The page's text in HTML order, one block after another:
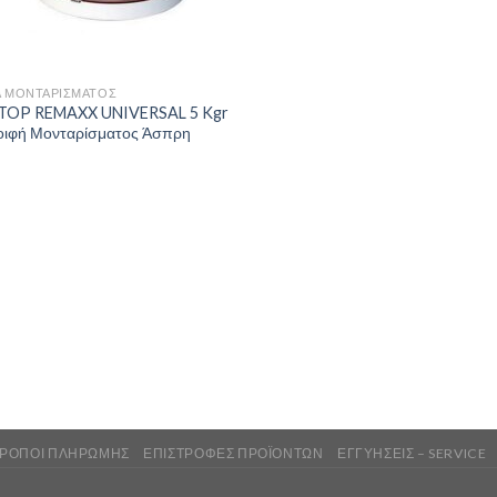
ΜΟΝΤΑΡΊΣΜΑΤΟΣ
REMAXX UNIVERSAL 5 Kgr
Μονταρίσματος Άσπρη
ΠΛΗΡΩΜΉΣ ΕΠΙΣΤΡΟΦΈΣ ΠΡΟΪΌΝΤΩΝ ΕΓΓΥΉΣΕΙΣ – SERVICE